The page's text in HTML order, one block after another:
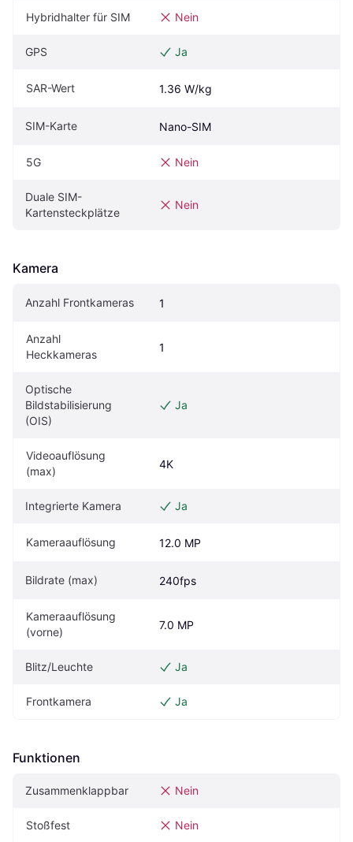
Hybridhalter für SIM Nein
GPS Ja
SAR-Wert 1.36 W/kg
SIM-Karte Nano-SIM
5G Nein
Duale SIM-
Kartensteckplätze
Nein
Kamera
Anzahl Frontkameras 1
Anzahl
Heckkameras
1
Optische
Bildstabilisierung
(OIS)
Ja
Videoauflösung
(max)
4K
Integrierte Kamera Ja
Kameraauflösung 12.0 MP
Bildrate (max) 240fps
Kameraauflösung
(vorne)
7.0 MP
Blitz/Leuchte Ja
Frontkamera Ja
Funktionen
Zusammenklappbar Nein
Stoßfest Nein